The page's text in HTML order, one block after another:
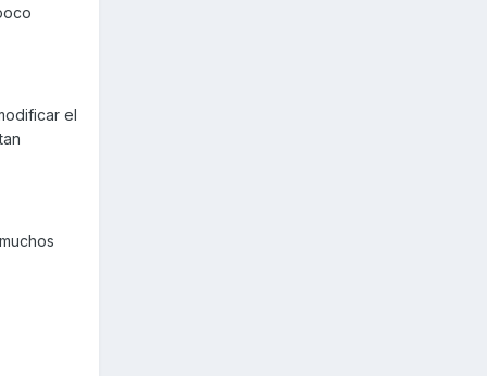
el